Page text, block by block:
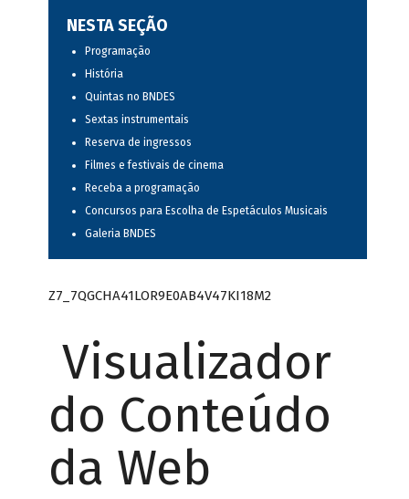
NESTA SEÇÃO
Programação
História
Quintas no BNDES
Sextas instrumentais
Reserva de ingressos
Filmes e festivais de cinema
Receba a programação
Concursos para Escolha de Espetáculos Musicais
Galeria BNDES
Z7_7QGCHA41LOR9E0AB4V47KI18M2
Visualizador
do Conteúdo
da Web